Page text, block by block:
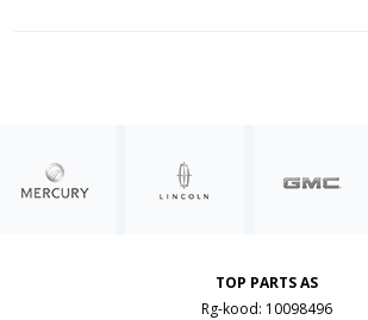
TOP PARTS AS
Rg-kood: 10098496